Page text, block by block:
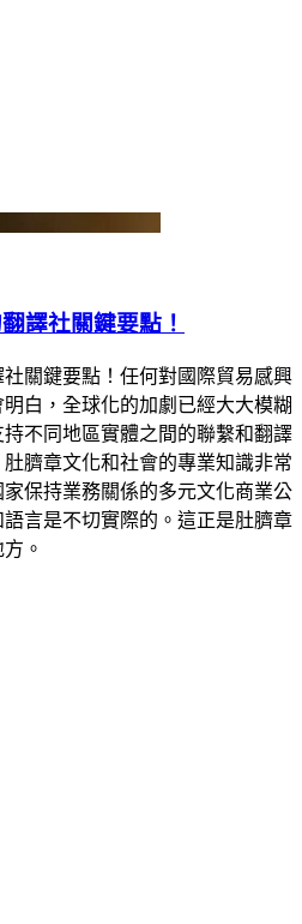
譯社關鍵要點！
關鍵要點！任何對國際貿易感興
白，全球化的加劇已經大大模糊
不同地區實體之間的聯繫和翻譯
臍章文化和社會的專業知識非常
保持業務關係的多元文化商業公
言是不切實際的。這正是肚臍章
。